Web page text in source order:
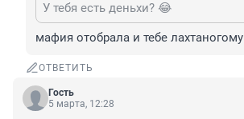
У тебя есть деньхи? 😂
мафия отобрала и тебе
ОТВЕТИТЬ
Гость
5 марта, 12:28